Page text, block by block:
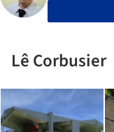
Lê Corbusier